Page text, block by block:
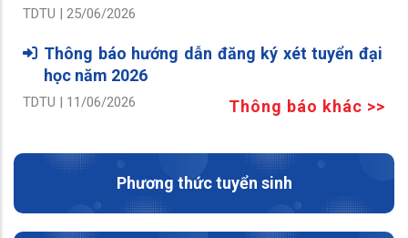
TDTU | 25/06/2026
Thông báo hướng dẫn đăng ký xét tuyển đại
học năm 2026
TDTU | 11/06/2026 Thông báo khác >>
Phương thức tuyển sinh